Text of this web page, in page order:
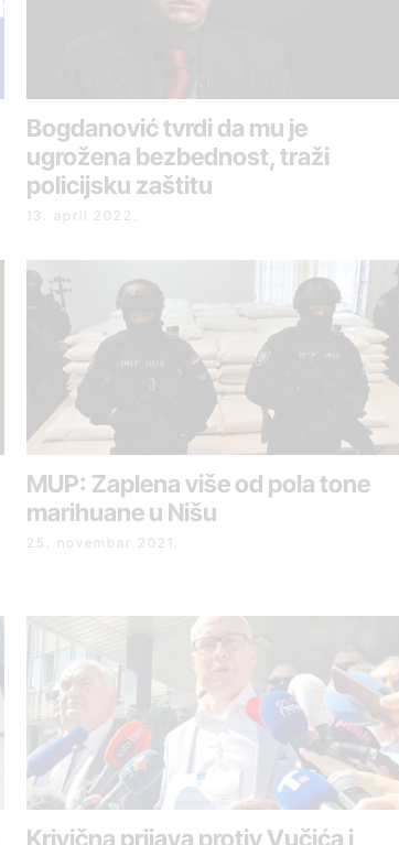
Bogdanović tvrdi da mu je
ugrožena bezbednost, traži
policijsku zaštitu
13. april 2022.
MUP: Zaplena više od pola tone
marihuane u Nišu
25. novembar 2021.
Krivična prijava protiv Vučića i